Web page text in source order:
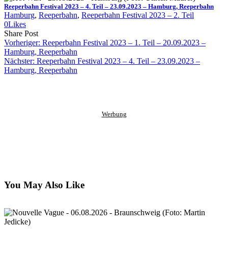
Reeperbahn Festival 2023 – 4. Teil – 23.09.2023 – Hamburg, Reeperbahn
Hamburg, Reeperbahn, Reeperbahn Festival 2023 – 2. Teil
0Likes
Share PostShare
on
Facebook
Copy
URL
to
clipboard
Send
Link
via
eMail
Vorheriger: Reeperbahn Festival 2023 – 1. Teil – 20.09.2023 –
Hamburg, Reeperbahn
Nächster: Reeperbahn Festival 2023 – 4. Teil – 23.09.2023 –
Hamburg, Reeperbahn
Werbung
You May Also Like